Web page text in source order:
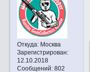
Откуда:Москва
Зарегистрирован:
12.10.2018
Сообщений:802